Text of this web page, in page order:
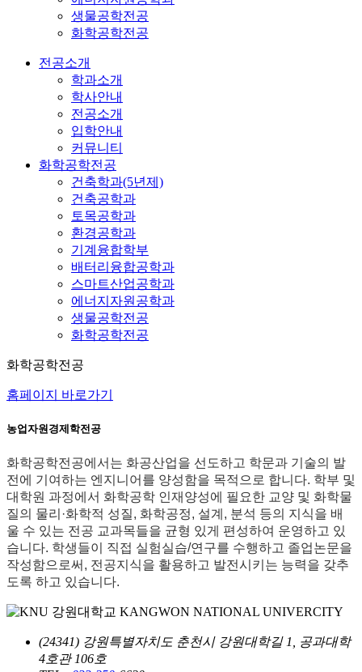
생물공학전공
화학공학전공
전공소개
학과소개
학사안내
전공소개
입학안내
커뮤니티
화학공학전공
건축학과(5년제)
건축공학과
토목공학과
환경공학과
기계융합학부
배터리융합공학과
스마트산업공학과
에너지자원공학과
생물공학전공
화학공학전공
화학공학전공
홈페이지 바로가기
농업자원경제학전공
화학공학전공에서는 화공산업을 선도하고 학문과 기술의 발
전에 기여하는 엔지니어를 양성함을 목적으로 합니다. 학부 및
대학원 과정에서 화학공학 인재양성에 필요한 교양 및 화학물
질의 물리·화학적 성질, 화학공정, 설계, 분석 등의 지식을 배
울 수 있는 전공 교과목들을 균형 있게 편성하여 운영하고 있
습니다. 학생들이 직접 실험실습/연구를 수행하고 졸업논문을
작성함으로써, 전공지식을 활용하고 발전시키는 능력을 갖추
도록 하고 있습니다.
(24341) 강원특별자치도 춘천시 강원대학길 1, 공과대학
4호관 106호